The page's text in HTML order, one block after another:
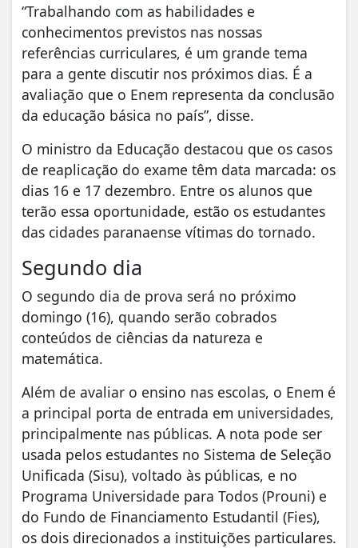
“Trabalhando com as habilidades e
conhecimentos previstos nas nossas
referências curriculares, é um grande tema
para a gente discutir nos próximos dias. É a
avaliação que o Enem representa da conclusão
da educação básica no país”, disse.
O ministro da Educação destacou que os casos
de reaplicação do exame têm data marcada: os
dias 16 e 17 dezembro. Entre os alunos que
terão essa oportunidade, estão os estudantes
das cidades paranaense vítimas do tornado.
Segundo dia
O segundo dia de prova será no próximo
domingo (16), quando serão cobrados
conteúdos de ciências da natureza e
matemática.
Além de avaliar o ensino nas escolas, o Enem é
a principal porta de entrada em universidades,
principalmente nas públicas. A nota pode ser
usada pelos estudantes no Sistema de Seleção
Unificada (Sisu), voltado às públicas, e no
Programa Universidade para Todos (Prouni) e
do Fundo de Financiamento Estudantil (Fies),
os dois direcionados a instituições particulares.